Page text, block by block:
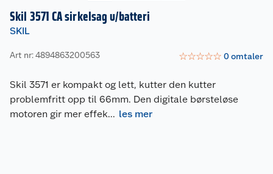
Skil 3571 CA sirkelsag u/batteri
SKIL
Art nr: 4894863200563 ☆☆☆☆☆ 0omtaler
Skil 3571 er kompakt og lett, kutter den kutter
problemfritt opp til 66mm. Den digitale børsteløse
motoren gir mer effek... les mer